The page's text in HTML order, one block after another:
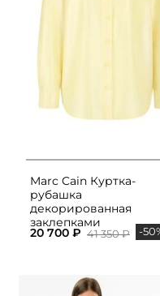
Marc Cain Куртка-
рубашка
декорированная
заклепками
20 700 ₽ 41 350 ₽ -